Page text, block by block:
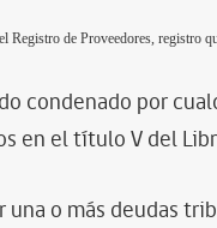
Registro de Proveedores, registro
condenado por
en el título V del
una o más deudas